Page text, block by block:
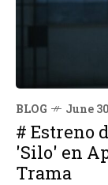
BLOG June
# Estreno
'Silo' en
Trama